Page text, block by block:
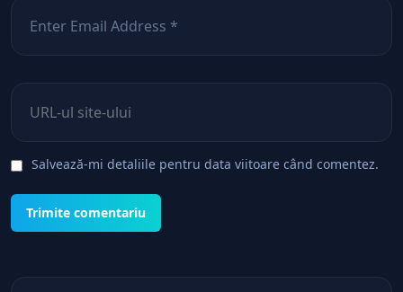
Salvează-mi detaliile pentru data viitoare când comentez.